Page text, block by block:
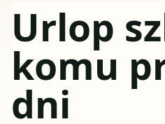
Urlop
komu
dni